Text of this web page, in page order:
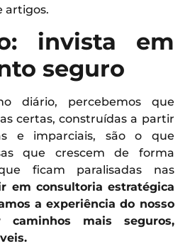
artigos.
invista em
seguro
diário, percebemos que
certas, construídas a partir
e imparciais, são o que
que crescem de forma
ficam paralisadas nas
em consultoria estratégica
a experiência do nosso
mais seguros,